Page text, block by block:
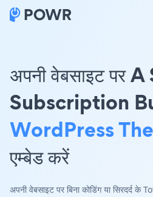
अपनी वेबसाइट पर
Subscription
WordPress
एम्बेड करें
अपनी वेबसाइट पर बिना कोडिंग या सिरदर्द